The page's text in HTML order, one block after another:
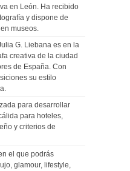
en León. Ha recibido
y dispone de
museos.
G. Liebana es en la
creativa de la ciudad
de España. Con
su estilo
para desarrollar
para hoteles,
y criterios de
el que podrás
glamour, lifestyle,